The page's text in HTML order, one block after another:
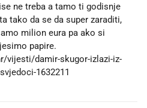
ne treba a tamo ti godisnje
tako da se da super zaraditi,
milion eura pa ako si
papire.
vijesti/damir-skugor-izlazi-iz-
1632211